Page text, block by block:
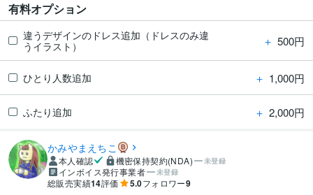
有料オプション
違うデザインのドレス追加（ドレスのみ違
うイラスト）
＋ 500円
ひとり人数追加 ＋ 1,000円
ふたり追加 ＋ 2,000円
かみやまえちこ
本人確認 機密保持契約(NDA) 未登録
インボイス発行事業者 未登録
総販売実績14評価 5.0フォロワー9